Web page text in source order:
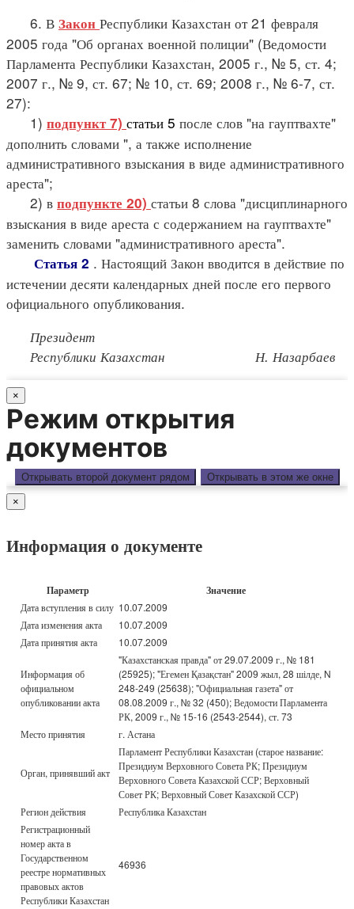
6. В Закон Республики Казахстан от 21 февраля
2005 года "Об органах военной полиции" (Ведомости
Парламента Республики Казахстан, 2005 г., № 5, ст. 4;
2007 г., № 9, ст. 67; № 10, ст. 69; 2008 г., № 6-7, ст.
27):
1) подпункт 7) статьи 5 после слов "на гауптвахте"
дополнить словами ", а также исполнение
административного взыскания в виде административного
ареста";
2) в подпункте 20) статьи 8 слова "дисциплинарного
взыскания в виде ареста с содержанием на гауптвахте"
заменить словами "административного ареста".
Статья 2 . Настоящий Закон вводится в действие по
истечении десяти календарных дней после его первого
официального опубликования.
Президент
Республики Казахстан Н. Назарбаев
×
Режим открытия
документов
Открывать второй документ рядом Открывать в этом же окне
×
Информация о документе
Параметр Значение
Дата вступления в силу 10.07.2009
Дата изменения акта
10.07.2009
Дата принятия акта
10.07.2009
Информация об
официальном
опубликовании акта
"Казахстанская правда" от 29.07.2009 г., № 181
(25925); "Егемен Қазақстан" 2009 жыл, 28 шілде, N
248-249 (25638); "Официальная газета" от
08.08.2009 г., № 32 (450); Ведомости Парламента
РК, 2009 г., № 15-16 (2543-2544), ст. 73
Место принятия
г. Астана
Орган, принявший акт
Парламент Республики Казахстан (старое название:
Президиум Верховного Совета РК; Президиум
Верховного Совета Казахской ССР; Верховный
Совет РК; Верховный Совет Казахской ССР)
Регион действия
Республика Казахстан
Регистрационный
номер акта в
Государственном
реестре нормативных
правовых актов
Республики Казахстан
46936